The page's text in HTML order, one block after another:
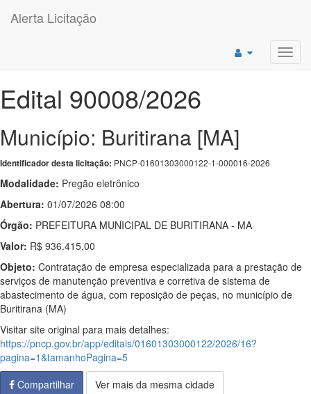
Alerta Licitação
Edital 90008/2026
Município: Buritirana [MA]
Identificador desta licitação: PNCP-01601303000122-1-000016-2026
Modalidade: Pregão eletrônico
Abertura: 01/07/2026 08:00
Órgão: PREFEITURA MUNICIPAL DE BURITIRANA - MA
Valor: R$ 936.415,00
Objeto: Contratação de empresa especializada para a prestação de
serviços de manutenção preventiva e corretiva de sistema de
abastecimento de água, com reposição de peças, no município de
Buritirana (MA)
Visitar site original para mais detalhes:
https://pncp.gov.br/app/editais/01601303000122/2026/16?
pagina=1&tamanhoPagina=5
Compartilhar
Ver mais da mesma cidade